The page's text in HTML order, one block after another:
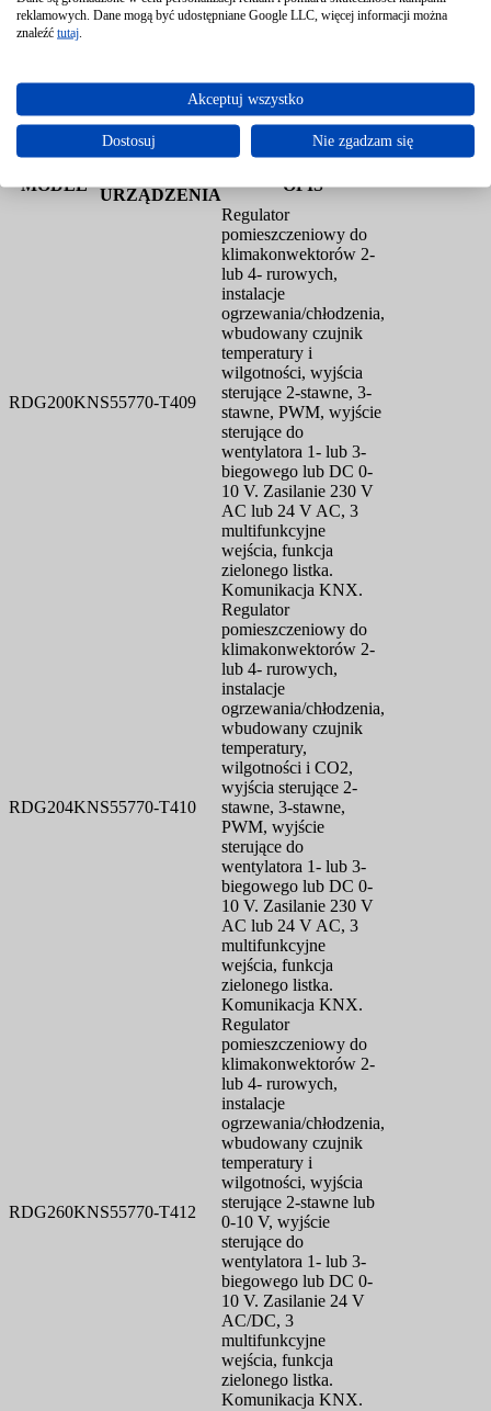
czytaj więcej +
Pliki do pobrania
Tabela doboru produktu
MODEL
URZĄDZENIA
OPIS
RDG200KNS55770-T409
Regulator
pomieszczeniowy do
klimakonwektorów 2-
lub 4- rurowych,
instalacje
ogrzewania/chłodzenia,
wbudowany czujnik
temperatury i
wilgotności, wyjścia
sterujące 2-stawne, 3-
stawne, PWM, wyjście
sterujące do
wentylatora 1- lub 3-
biegowego lub DC 0-
10 V. Zasilanie 230 V
AC lub 24 V AC, 3
multifunkcyjne
wejścia, funkcja
zielonego listka.
Komunikacja KNX.
RDG204KNS55770-T410
Regulator
pomieszczeniowy do
klimakonwektorów 2-
lub 4- rurowych,
instalacje
ogrzewania/chłodzenia,
wbudowany czujnik
temperatury,
wilgotności i CO2,
wyjścia sterujące 2-
stawne, 3-stawne,
PWM, wyjście
sterujące do
wentylatora 1- lub 3-
biegowego lub DC 0-
10 V. Zasilanie 230 V
AC lub 24 V AC, 3
multifunkcyjne
wejścia, funkcja
zielonego listka.
Komunikacja KNX.
RDG260KNS55770-T412
Regulator
pomieszczeniowy do
klimakonwektorów 2-
lub 4- rurowych,
instalacje
ogrzewania/chłodzenia,
wbudowany czujnik
temperatury i
wilgotności, wyjścia
sterujące 2-stawne lub
0-10 V, wyjście
sterujące do
wentylatora 1- lub 3-
biegowego lub DC 0-
10 V. Zasilanie 24 V
AC/DC, 3
multifunkcyjne
wejścia, funkcja
zielonego listka.
Komunikacja KNX.
reklamowych. Dane mogą być udostępniane Google LLC, więcej informacji można
znaleźć tutaj
Akceptuj wszystko
Dostosuj Nie zgadzam się